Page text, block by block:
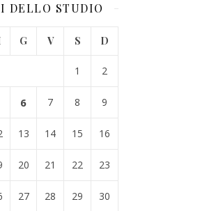
DELLO STUDIO
G V S D
1 2
6 7 8 9
13 14 15 16
20 21 22 23
27 28 29 30